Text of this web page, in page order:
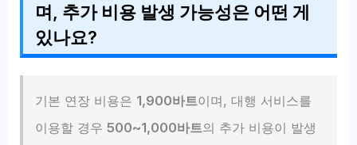
며, 추가 비용 발생 가능성은 어떤 게
있나요?
기본 연장 비용은 1,900바트이며, 대행 서비스를
이용할 경우500~1,000바트의 추가 비용이 발생